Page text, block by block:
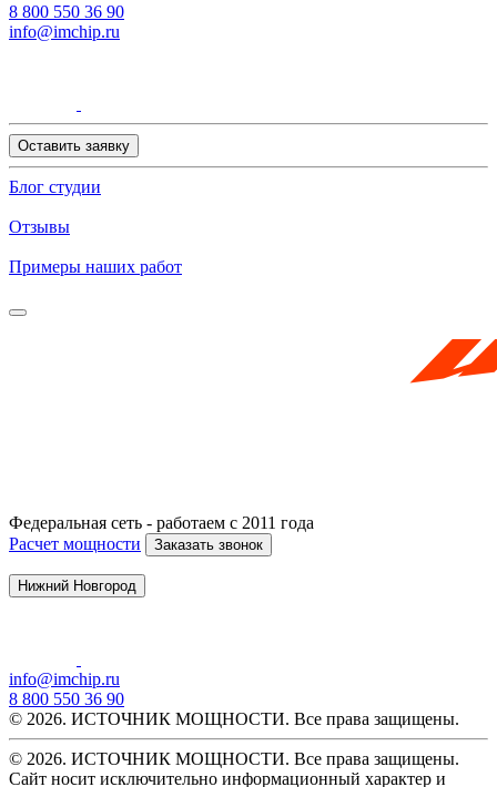
8 800 550 36 90
info@imchip.ru
Оставить заявку
Блог студии
Отзывы
Примеры наших работ
Федеральная сеть - работаем с 2011 года
Расчет мощности
Заказать звонок
Нижний Новгород
info@imchip.ru
8 800 550 36 90
© 2026. ИСТОЧНИК МОЩНОСТИ. Все права защищены.
© 2026. ИСТОЧНИК МОЩНОСТИ. Все права защищены.
Сайт носит исключительно информационный характер и